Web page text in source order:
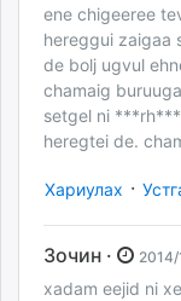
ene chigeeree
hereggui zaigaa
de bolj ugvul
chamaig
setgel ni
heregtei de.
Хариулах ·
Зочин ·
xadam eejid ni